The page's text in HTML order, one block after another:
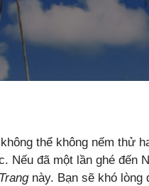
thể không nếm thử
Nếu đã một lần ghé đến
này. Bạn sẽ khó lòng